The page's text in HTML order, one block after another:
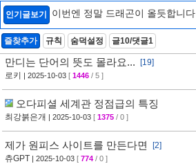
인기글보기 이번엔 정말 드래곤이 올듯합니다
즐찾추가 규칙 숨덕설정 글10/댓글1
만디는 단어의 뜻도 몰라요...
[19]
로키
| 2025-10-03 [ 1446 / 5 ]
오다피셜 세계관 정점급의 특징
최강붉은개 | 2025-10-03 [ 1375 / 0 ]
제가 원피스 사이트를 만든다면
[2]
츄GPT | 2025-10-03 [ 774 / 0 ]